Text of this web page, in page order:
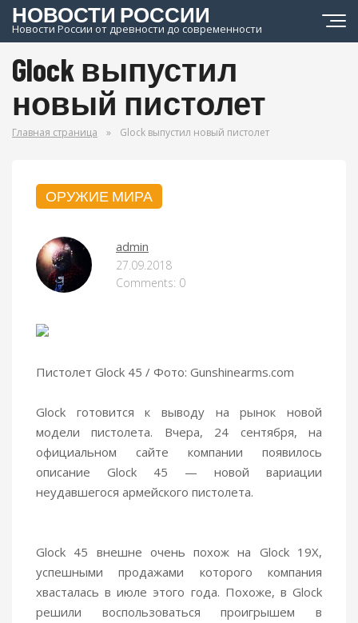
НОВОСТИ РОССИИ
Новости России от древности до современности
Glock выпустил
новый пистолет
Главная страница » Glock выпустил новый пистолет
ОРУЖИЕ МИРА
admin
27.09.2018
Comments: 0
Пистолет Glock 45 / Фото: Gunshinearms.com
Glock готовится к выводу на рынок новой
модели пистолета. Вчера, 24 сентября, на
официальном сайте компании появилось
описание Glock 45 — новой вариации
неудавшегося армейского пистолета.
Glock 45 внешне очень похож на Glock 19X,
успешными продажами которого компания
хвасталась в июле этого года. Похоже, в Glock
решили воспользоваться проигрышем в